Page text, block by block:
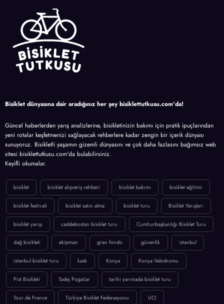
Bisiklet dünyasına dair aradığınız her şey bisiklettutkusu.com'da!
Güncel haberlerden yarış analizlerine, bisikletinizin bakımı için pratik ipuçlarından
yeni rotalar keşfetmenizi sağlayacak rehberlere kadar zengin bir içerik dünyası
sunuyoruz. Bisikletli yaşamın gizemli dünyasını ve çok daha fazlasını bağımsız web
sitesi bisiklettutkusu.com'da bulabilirsiniz.
Keyifli okumalar.
bisiklet bisiklet alışveriş rehberi bisiklet bakımı bisiklet eğitimi
bisiklet festivali bisiklet satın alma bisiklet turu Bisiklet Yarışları
bisiklet yarışı caddebostan bisiklet turu Cumhurbaşkanlığı Bisiklet Turu
dağ bisikleti ekipman gran fondo güvenlik istanbul
istanbul bisiklet turu kask Konya Konya Velodromu
Pist Bisikleti Tadej Pogačar tarihi yarımada bisiklet turu
Tour de France Türkiye Bisiklet Federasyonu UCI